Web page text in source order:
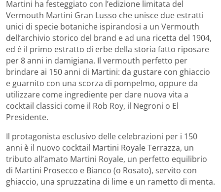
Martini ha festeggiato con l’edizione limitata del
Vermouth Martini Gran Lusso che unisce due estratti
unici di specie botaniche ispirandosi a un Vermouth
dell’archivio storico del brand e ad una ricetta del 1904,
ed è il primo estratto di erbe della storia fatto riposare
per 8 anni in damigiana. Il vermouth perfetto per
brindare ai 150 anni di Martini: da gustare con ghiaccio
e guarnito con una scorza di pompelmo, oppure da
utilizzare come ingrediente per dare nuova vita a
cocktail classici come il Rob Roy, il Negroni o El
Presidente.
Il protagonista esclusivo delle celebrazioni per i 150
anni è il nuovo cocktail Martini Royale Terrazza, un
tributo all’amato Martini Royale, un perfetto equilibrio
di Martini Prosecco e Bianco (o Rosato), servito con
ghiaccio, una spruzzatina di lime e un rametto di menta.